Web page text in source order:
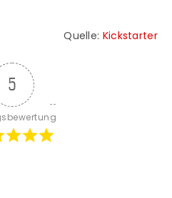
Quelle: Kickstarter
5